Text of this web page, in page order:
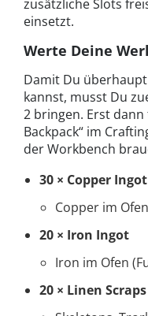
zusätzliche Slots
einsetzt.
Werte Deine
Damit Du
kannst, musst Du
2 bringen. Erst
Backpack“ im
der Workbench
30 × Copper Ingot
Copper im
20 × Iron Ingot
Iron im Ofen
20 × Linen Scraps